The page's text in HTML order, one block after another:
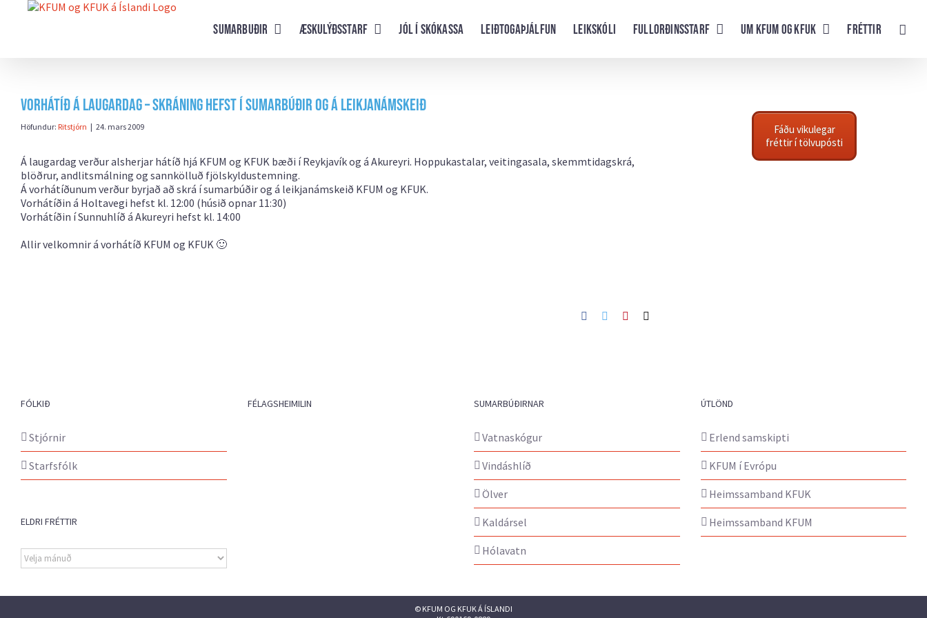
Sumarbuðir Æskulýðsstarf Jól í skókassa Leiðtogaþjálfun Leikskóli Fullorðinsstarf UM KFUM og KFUK Fréttir
VORHÁTÍÐ á laugardag – skráning hefst í sumarbúðir og á leikjanámskeið
Höfundur: Ritstjórn | 24. mars 2009
Á laugardag verður alsherjar hátíð hjá KFUM og KFUK bæði í Reykjavík og á Akureyri. Hoppukastalar, veitingasala, skemmtidagskrá,
blöðrur, andlitsmálning og sannkölluð fjölskyldustemning.
Á vorhátíðunum verður byrjað að skrá í sumarbúðir og á leikjanámskeið KFUM og KFUK.
Vorhátíðin á Holtavegi hefst kl. 12:00 (húsið opnar 11:30)
Vorhátíðin í Sunnuhlíð á Akureyri hefst kl. 14:00
Allir velkomnir á vorhátíð KFUM og KFUK 🙂
Facebook
TwitterPinterest
Fáðu vikulegar
fréttir í tölvupósti
FÓLKIÐ
Stjórnir
Starfsfólk
ELDRI FRÉTTIR
Eldri
fréttir
FÉLAGSHEIMILIN SUMARBÚÐIRNAR
Vatnaskógur
Vindáshlíð
Ölver
Kaldársel
Hólavatn
ÚTLÖND
Erlend samskipti
KFUM í Evrópu
Heimssamband KFUK
Heimssamband KFUM
© KFUM OG KFUK Á ÍSLANDI